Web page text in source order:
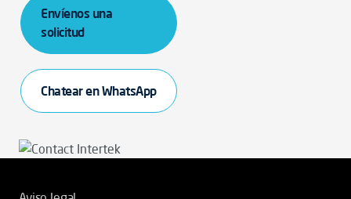
Envíenos una
solicitud
Chatear en WhatsApp